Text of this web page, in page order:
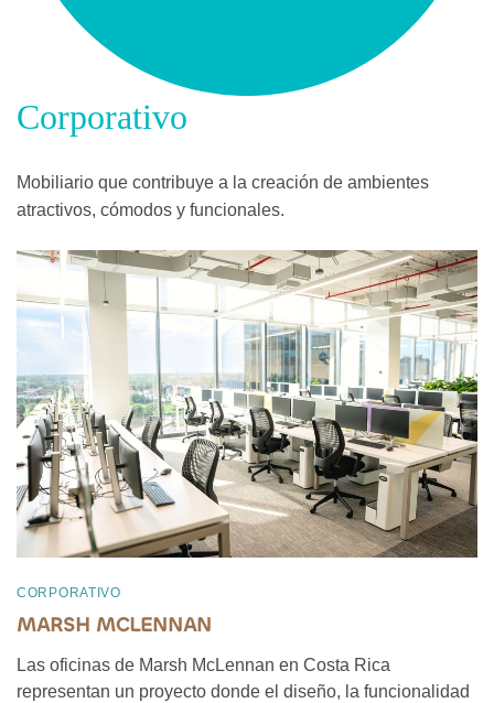
Corporativo
Mobiliario que contribuye a la creación de ambientes
atractivos, cómodos y funcionales.
CORPORATIVO
MARSH MCLENNAN
Las oficinas de Marsh McLennan en Costa Rica
representan un proyecto donde el diseño, la funcionalidad